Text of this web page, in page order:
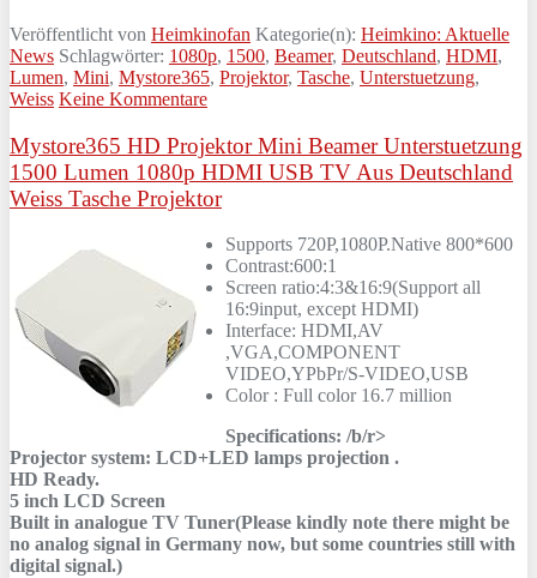
Veröffentlicht von Heimkinofan Kategorie(n): Heimkino: Aktuelle
News Schlagwörter: 1080p, 1500, Beamer, Deutschland, HDMI,
Lumen, Mini, Mystore365, Projektor, Tasche, Unterstuetzung,
Weiss Keine Kommentare
Mystore365 HD Projektor Mini Beamer Unterstuetzung
1500 Lumen 1080p HDMI USB TV Aus Deutschland
Weiss Tasche Projektor
Supports 720P,1080P.Native 800*600
Contrast:600:1
Screen ratio:4:3&16:9(Support all
16:9input, except HDMI)
Interface: HDMI,AV
,VGA,COMPONENT
VIDEO,YPbPr/S-VIDEO,USB
Color : Full color 16.7 million
Specifications: /b/r>
Projector system: LCD+LED lamps projection .
HD Ready.
5 inch LCD Screen
Built in analogue TV Tuner(Please kindly note there might be
no analog signal in Germany now, but some countries still with
digital signal.)